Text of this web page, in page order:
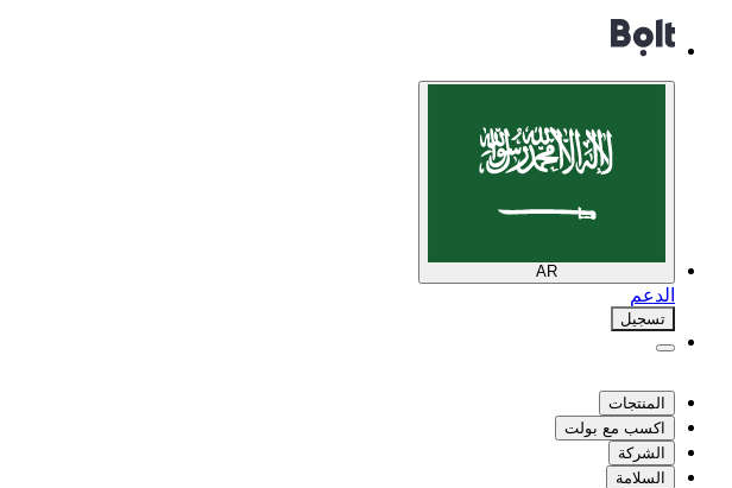
AR
الدعم
تسجيل
المنتجات
اكسب مع بولت
الشركة
السلامة